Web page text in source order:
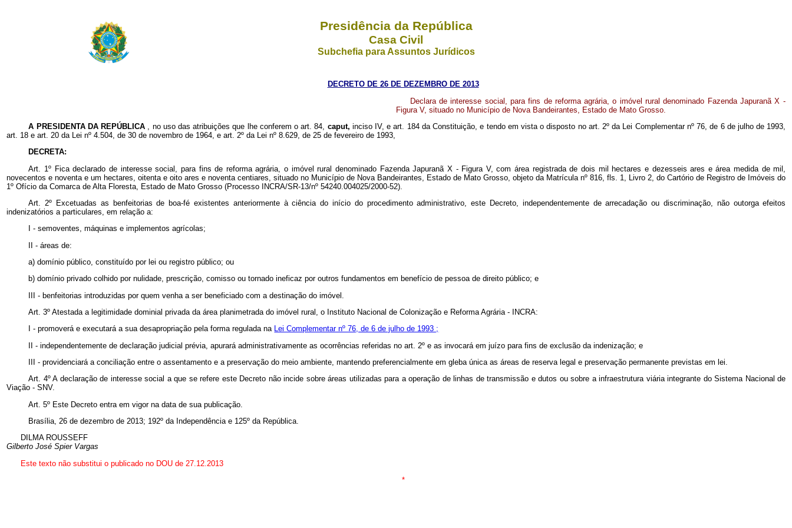
Presidência da República
Casa Civil
Subchefia para Assuntos Jurídicos
DECRETO DE 26 DE DEZEMBRO DE 2013
Declara de interesse social, para fins de reforma agrária, o imóvel rural denominado Fazenda Japuranã X -
Figura V, situado no Município de Nova Bandeirantes, Estado de Mato Grosso.
A PRESIDENTA DA REPÚBLICA
, no uso das atribuições que lhe conferem o art. 84, caput, inciso IV, e art. 184 da Constituição, e tendo em vista o disposto no art. 2º da Lei Complementar nº 76, de 6 de julho de 1993,
art. 18 e art. 20 da Lei nº 4.504, de 30 de novembro de 1964, e art. 2º da Lei nº 8.629, de 25 de fevereiro de 1993,
DECRETA:
Art. 1º Fica declarado de interesse social, para fins de reforma agrária, o imóvel rural denominado Fazenda Japuranã X - Figura V, com área registrada de dois mil hectares e dezesseis ares e área medida de mil,
novecentos e noventa e um hectares, oitenta e oito ares e noventa centiares, situado no Município de Nova Bandeirantes, Estado de Mato Grosso, objeto da Matrícula nº816, fls. 1, Livro 2, do Cartório de Registro de Imóveis do
1º Ofício da Comarca de Alta Floresta, Estado de Mato Grosso (Processo INCRA/SR-13/nº 54240.004025/2000-52).
Art. 2º Excetuadas as benfeitorias de boa-fé existentes anteriormente à ciência do início do procedimento administrativo, este Decreto, independentemente de arrecadação ou discriminação, não outorga efeitos
indenizatórios a particulares, em relação a:
I - semoventes, máquinas e implementos agrícolas;
II - áreas de:
a) domínio público, constituído por lei ou registro público; ou
b) domínio privado colhido por nulidade, prescrição, comisso ou tornado ineficaz por outros fundamentos em benefício de pessoa de direito público; e
III - benfeitorias introduzidas por quem venha a ser beneficiado com a destinação do imóvel.
Art. 3º Atestada a legitimidade dominial privada da área planimetrada do imóvel rural, o Instituto Nacional de Colonização e Reforma Agrária - INCRA:
I - promoverá e executará a sua desapropriação pela forma regulada na Lei Complementar nº 76, de 6 de julho de 1993 ;
II - independentemente de declaração judicial prévia, apurará administrativamente as ocorrências referidas no art. 2º e as invocará em juízo para fins de exclusão da indenização; e
III - providenciará a conciliação entre o assentamento e a preservação do meio ambiente, mantendo preferencialmente em gleba única as áreas de reserva legal e preservação permanente previstas em lei.
Art. 4º A declaração de interesse social a que se refere este Decreto não incide sobre áreas utilizadas para a operação de linhas de transmissão e dutos ou sobre a infraestrutura viária integrante do Sistema Nacional de
Viação - SNV.
Art. 5º Este Decreto entra em vigor na data de sua publicação.
Brasília, 26 de dezembro de 2013; 192º da Independência e 125º da República.
DILMA ROUSSEFF
Gilberto José Spier Vargas
Este texto não substitui o publicado no DOU de 27.12.2013
*